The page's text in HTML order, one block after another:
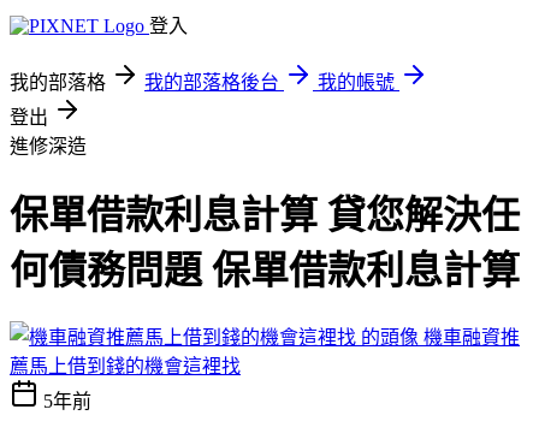
登入
我的部落格 我的部落格後台
我的帳號
登出
進修深造
保單借款利息計算 貸您解決任
何債務問題 保單借款利息計算
機車融資推
薦馬上借到錢的機會這裡找
5年前